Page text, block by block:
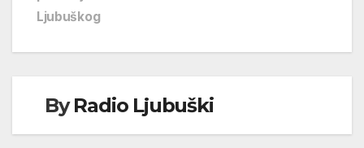
Ljubuškog
ByRadio Ljubuški